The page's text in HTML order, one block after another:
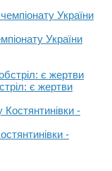
України
є жертви
-